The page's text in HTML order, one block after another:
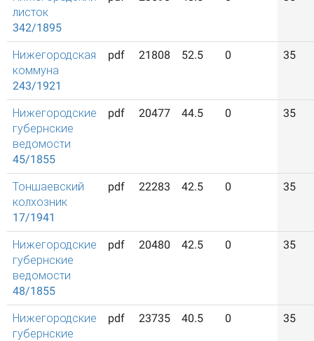
листок
342/1895
Нижегородская
коммуна
243/1921
pdf 21808 52.5 0 35
Нижегородские
губернские
ведомости
45/1855
pdf 20477 44.5 0 35
Тоншаевский
колхозник
17/1941
pdf 22283 42.5 0 35
Нижегородские
губернские
ведомости
48/1855
pdf 20480 42.5 0 35
Нижегородские
губернские
pdf 23735 40.5 0 35